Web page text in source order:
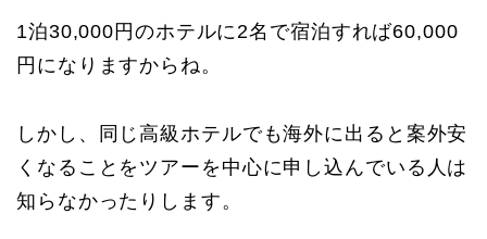
1泊30,000円のホテルに2名で宿泊すれば60,000
円になりますからね。
しかし、同じ高級ホテルでも海外に出ると案外安
くなることをツアーを中心に申し込んでいる人は
知らなかったりします。